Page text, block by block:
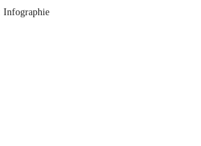
Infographie